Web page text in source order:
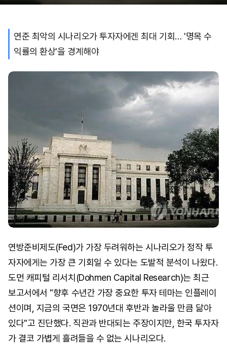
연준 최악의 시나리오가 투자자에겐 최대 기회… '명목 수
익률의 환상'을 경계해야
연방준비제도(Fed)가 가장 두려워하는 시나리오가 정작 투
자자에게는 가장 큰 기회일 수 있다는 도발적 분석이 나왔다.
도먼 캐피털 리서치(Dohmen Capital Research)는 최근
보고서에서 "향후 수년간 가장 중요한 투자 테마는 인플레이
션이며, 지금의 국면은 1970년대 후반과 놀라울 만큼 닮아
있다"고 진단했다. 직관과 반대되는 주장이지만, 한국 투자자
가 결코 가볍게 흘려들을 수 없는 시나리오다.